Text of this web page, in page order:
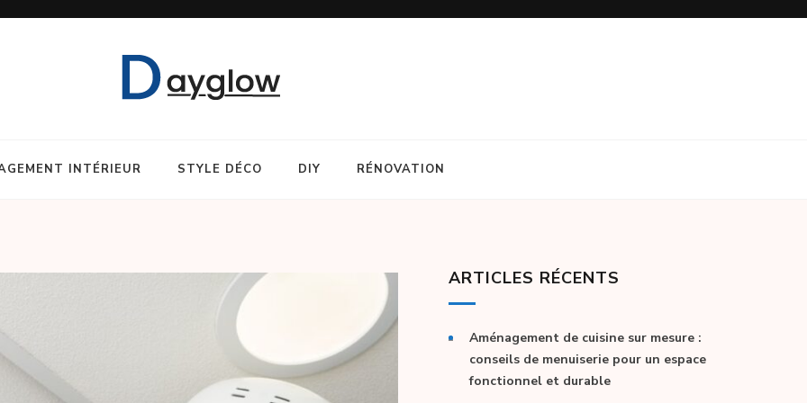
INTÉRIEUR STYLE DÉCO DIY RÉNOVATION
ARTICLES RÉCENTS
Aménagement de cuisine sur mesure :
conseils de menuiserie pour un espace
fonctionnel et durable